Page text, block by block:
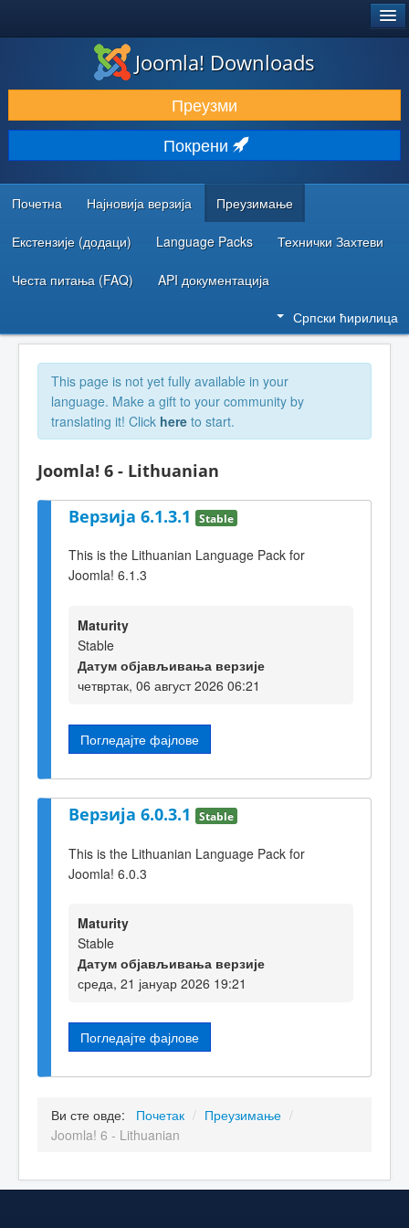
ПРЕУЗИМАЊЕ И ПРОШИРЕЊА (ЕКСТЕНЗИЈЕ)
ОТКРИЈТЕ И НАУЧИТЕ
ЗАЈЕДНИЦА И ПОДРШКА
РЕСУРСИ ЗА РАЗВОЈ
Joomla! Downloads
Преузми
Покрени
Почетна Најновија верзија Преузимање
Екстензије (додаци) Language Packs Технички Захтеви
Честа питања (FAQ) API документација
Српски ћирилица
This page is not yet fully available in your
language. Make a gift to your community by
translating it! Click here to start.
Joomla! 6 - Lithuanian
Верзија 6.1.3.1 Stable
This is the Lithuanian Language Pack for
Joomla! 6.1.3
Maturity
Stable
Датум објављивања верзије
четвртак, 06 август 2026 06:21
Погледајте фајлове
Верзија 6.0.3.1 Stable
This is the Lithuanian Language Pack for
Joomla! 6.0.3
Maturity
Stable
Датум објављивања верзије
среда, 21 јануар 2026 19:21
Погледајте фајлове
Ви сте овде: Почетак / Преузимање /
Joomla! 6 - Lithuanian